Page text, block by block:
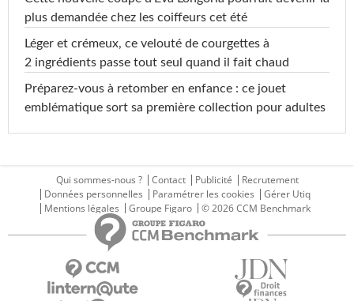
plus demandée chez les coiffeurs cet été
Léger et crémeux, ce velouté de courgettes à
2 ingrédients passe tout seul quand il fait chaud
Préparez-vous à retomber en enfance : ce jouet
emblématique sort sa première collection pour adultes
Qui sommes-nous ? Contact Publicité
Recrutement
Données personnelles
Paramétrer les cookies
Gérer Utiq
Mentions légales
Groupe Figaro © 2026 CCM Benchmark